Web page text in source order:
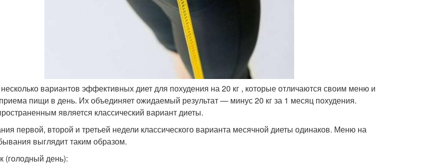
вариантов эффективных диет для похудения на 20 кг , которые отличаются своим меню и
пищи в день. Их объединяет ожидаемый результат — минус 20 кг за 1 месяц похудения.
является классический вариант диеты.
первой, второй и третьей недели классического варианта месячной диеты одинаков. Меню на
выглядит таким образом.
(голодный день):